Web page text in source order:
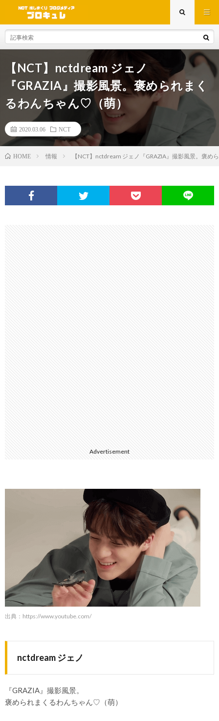
【NCT】nctdream ジェノ
『GRAZIA』撮影風景。褒められまく
るわんちゃん♡（萌）
2020.03.06 NCT
HOME 情報 【NCT】nctdream ジェノ『GRAZIA』撮影風景。褒
Advertisement
出典： https://www.youtube.com/
nctdream ジェノ
『GRAZIA』撮影風景。
褒められまくるわんちゃん♡（萌）